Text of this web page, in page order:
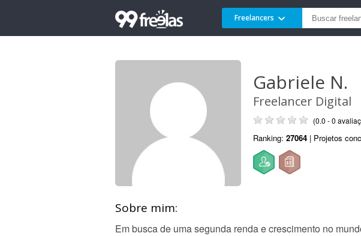
Freelancers
Gabriele N.
Freelancer Digital
(0.0 - 0
Ranking: 27064 | Projetos
Sobre mim:
Em busca de uma segunda renda e crescimento no